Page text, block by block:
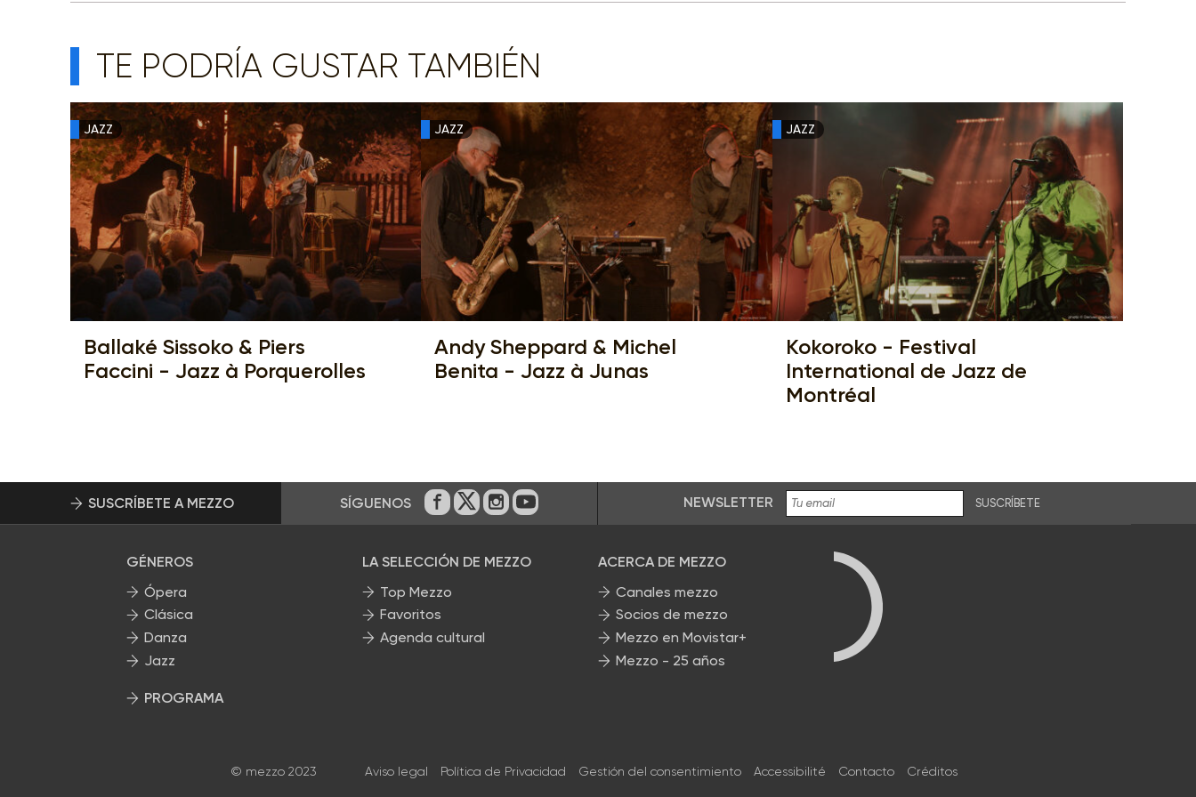
TE PODRÍA GUSTAR TAMBIÉN
JAZZ
Ballaké Sissoko & Piers
Faccini - Jazz à Porquerolles
JAZZ
Andy Sheppard & Michel
Benita - Jazz à Junas
JAZZ
Kokoroko - Festival
International de Jazz de
Montréal
SUSCRÍBETE A MEZZO SÍGUENOS En Facebook
En Twitter
En Instagram
En Youtube NEWSLETTER SUSCRÍBETE
GÉNEROS
Ópera
Clásica
Danza
Jazz
PROGRAMA
LA SELECCIÓN DE MEZZO
Top Mezzo
Favoritos
Agenda cultural
ACERCA DE MEZZO
Canales mezzo
Socios de mezzo
Mezzo en Movistar+
Mezzo - 25 años
© mezzo 2023 Aviso legal Política de Privacidad Gestión del consentimiento Accessibilité Contacto Créditos